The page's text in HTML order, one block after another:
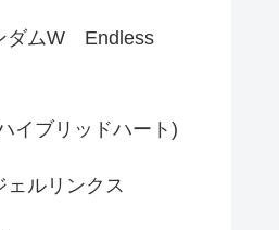
ダムW Endless
イブリッドハート)
ェルリンクス